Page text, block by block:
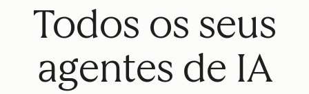
Todos os seus
agentes de IA